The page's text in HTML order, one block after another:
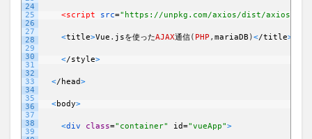
24
25
26
27
28
29
30
31
32
33
34
35
36
37
38
39
<script src="https://unpkg.com/axios/dist/
<title>Vue . jsを使ったAJAX通信( PHP , mariaDB )</title>
</style>
</ head>
<body>
<div class="container" id="vueApp">